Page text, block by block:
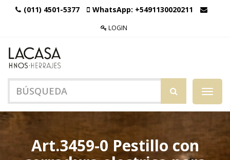
(011) 4501-5377 WhatsApp: +5491130020211
LOGIN
Menú
de
Art.3459-0 Pestillo con